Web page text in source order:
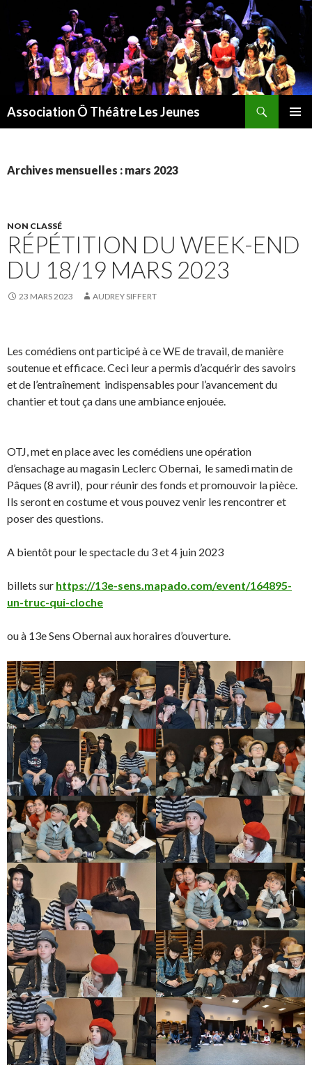
Association Ô Théâtre Les Jeunes
Archives mensuelles : mars 2023
NON CLASSÉ
RÉPÉTITION DU WEEK-END
DU 18/19 MARS 2023
23 MARS 2023 AUDREY SIFFERT
Les comédiens ont participé à ce WE de travail, de manière
soutenue et efficace. Ceci leur a permis d’acquérir des savoirs
et de l’entraînement indispensables pour l’avancement du
chantier et tout ça dans une ambiance enjouée.
OTJ, met en place avec les comédiens une opération
d’ensachage au magasin Leclerc Obernai, le samedi matin de
Pâques (8 avril), pour réunir des fonds et promouvoir la pièce.
Ils seront en costume et vous pouvez venir les rencontrer et
poser des questions.
A bientôt pour le spectacle du 3 et 4 juin 2023
billets sur https://13e-sens.mapado.com/event/164895-
un-truc-qui-cloche
ou à 13e Sens Obernai aux horaires d’ouverture.